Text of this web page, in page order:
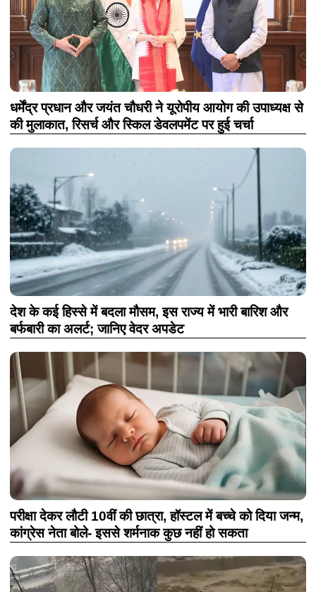
धर्मेंद्र प्रधान और जयंत चौधरी ने यूरोपीय आयोग की उपाध्यक्ष से
की मुलाकात, रिसर्च और स्किल डेवलपमेंट पर हुई चर्चा
देश के कई हिस्से में बदला मौसम, इस राज्य में भारी बारिश और
बर्फबारी का अलर्ट; जानिए वेदर अपडेट
परीक्षा देकर लौटी 10वीं की छात्रा, हॉस्टल में बच्चे को दिया जन्म,
कांग्रेस नेता बोले- इससे शर्मनाक कुछ नहीं हो सकता